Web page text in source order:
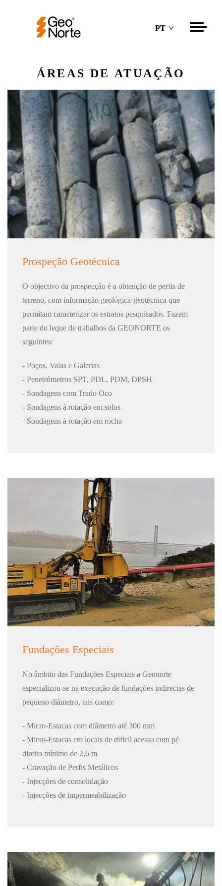
PT
ÁREAS DE ATUAÇÃO
Prospeção Geotécnica
O objectivo da prospecção é a obtenção de perfis de
terreno, com informação geológica-geotécnica que
permitam caracterizar os estratos pesquisados. Fazem
parte do leque de trabalhos da GEONORTE os
seguintes:
- Poços, Valas e Galerias
- Penetrómetros SPT, PDL, PDM, DPSH
- Sondagens com Trado Oco
- Sondagens à rotação em solos
- Sondagens à rotação em rocha
Fundações Especiais
No âmbito das Fundações Especiais a Geonorte
especializou-se na execução de fundações indirectas de
pequeno diâmetro, tais como:
- Micro-Estacas com diâmetro até 300 mm
- Micro-Estacas em locais de dificil acesso com pé
direito mínimo de 2,6 m
- Cravação de Perfis Metálicos
- Injecções de consolidação
- Injecções de impermeabilização